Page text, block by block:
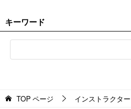
キーワード
TOP ページ インストラクター